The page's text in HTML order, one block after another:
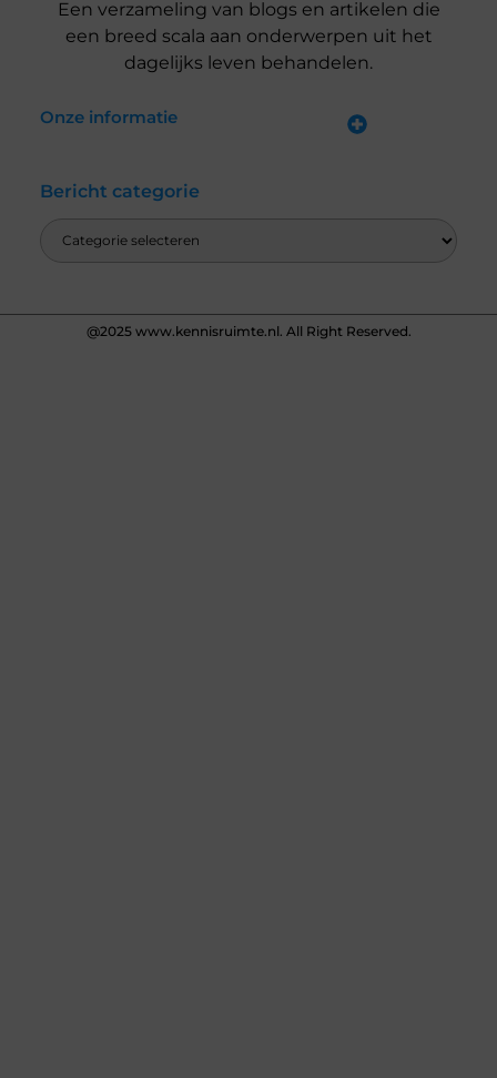
Een verzameling van blogs en artikelen die
een breed scala aan onderwerpen uit het
dagelijks leven behandelen.
Onze informatie
Bericht categorie
@2025 www.kennisruimte.nl. All Right Reserved.